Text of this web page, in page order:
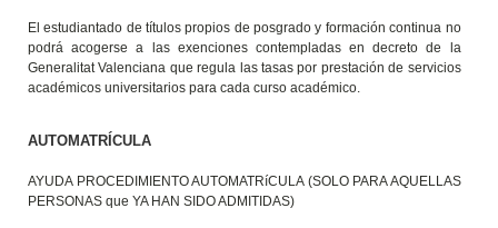
El estudiantado de títulos propios de posgrado y formación continua no
podrá acogerse a las exenciones contempladas en decreto de la
Generalitat Valenciana que regula las tasas por prestación de servicios
académicos universitarios para cada curso académico.
AUTOMATRÍCULA
AYUDA PROCEDIMIENTO AUTOMATRíCULA (SOLO PARA AQUELLAS
PERSONAS que YA HAN SIDO ADMITIDAS)